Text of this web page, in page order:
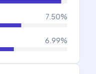
7.50%
6.99%